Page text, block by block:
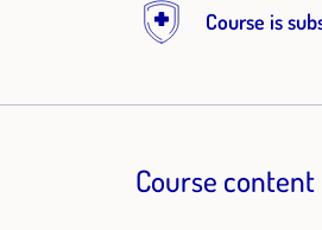
Course is
Course content